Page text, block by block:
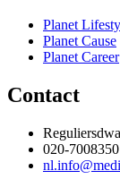
Planet
Planet Cause
Planet Career
Contact
020-7008350